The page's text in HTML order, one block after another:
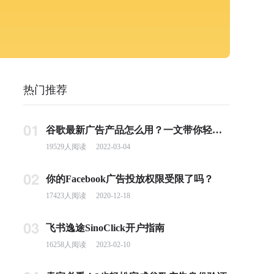
热门推荐
01 谷歌最新广告产品怎么用？一文带你轻松掌握PMax投放要点
19529人阅读 2022-03-04
02 你的Facebook广告投放权限受限了吗？
17423人阅读 2020-12-18
03 飞书逸途SinoClick开户指南
16258人阅读 2023-02-10